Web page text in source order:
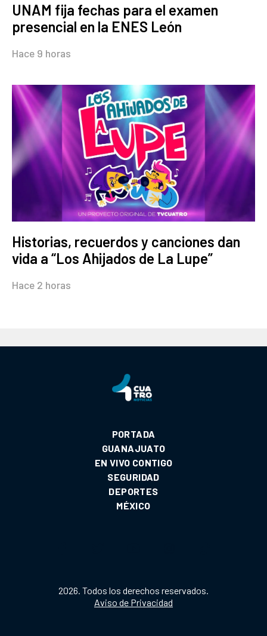
UNAM fija fechas para el examen
presencial en la ENES León
Hace 9 horas
Historias, recuerdos y canciones dan
vida a “Los Ahijados de La Lupe”
Hace 2 horas
PORTADA
GUANAJUATO
EN VIVO CONTIGO
SEGURIDAD
DEPORTES
MÉXICO
2026. Todos los derechos reservados.
Aviso de Privacidad